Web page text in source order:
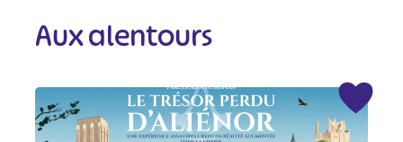
Aux alentours